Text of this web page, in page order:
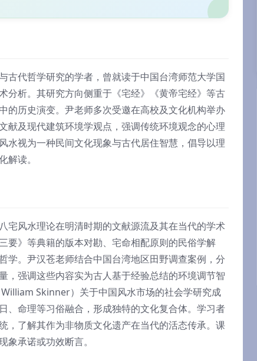
古代哲学研究的学者，曾就读于中国台湾师范大学国
分析。其研究方向侧重于《宅经》《黄帝宅经》等古
的历史演变。尹老师多次受邀在高校及文化机构举办
献及现代建筑环境学观点，强调传统环境观念的心理
水视为一种民间文化现象与古代居住智慧，倡导以理
读。
宅风水理论在明清时期的文献源流及其在当代的学术
要》等典籍的版本对勘、宅命相配原则的民俗学解
学。尹汉苍老师结合中国台湾地区田野调查案例，分
，强调这些内容实为古人基于经验总结的环境调节智
Skinner）关于中国风水市场的社会学研究成
、命理等习俗融合，形成独特的文化复合体。学习者
，了解其作为非物质文化遗产在当代的活态传承。课
承诺或功效断言。